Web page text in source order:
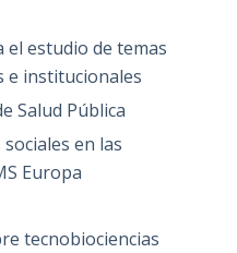
el estudio de temas
e institucionales
Salud Pública
en las
Europa
tecnobiociencias